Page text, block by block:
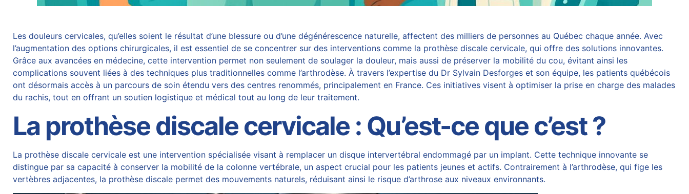
Les douleurs cervicales, qu’elles soient le résultat d’une blessure ou d’une dégénérescence naturelle, affectent des milliers de personnes au Québec chaque année. Avec
l’augmentation des options chirurgicales, il est essentiel de se concentrer sur des interventions comme la prothèse discale cervicale, qui offre des solutions innovantes.
Grâce aux avancées en médecine, cette intervention permet non seulement de soulager la douleur, mais aussi de préserver la mobilité du cou, évitant ainsi les
complications souvent liées à des techniques plus traditionnelles comme l’arthrodèse. À travers l’expertise du Dr Sylvain Desforges et son équipe, les patients québécois
ont désormais accès à un parcours de soin étendu vers des centres renommés, principalement en France. Ces initiatives visent à optimiser la prise en charge des malades
du rachis, tout en offrant un soutien logistique et médical tout au long de leur traitement.
La prothèse discale cervicale : Qu’est-ce que c’est ?
La prothèse discale cervicale est une intervention spécialisée visant à remplacer un disque intervertébral endommagé par un implant. Cette technique innovante se
distingue par sa capacité à conserver la mobilité de la colonne vertébrale, un aspect crucial pour les patients jeunes et actifs. Contrairement à l’arthrodèse, qui fige les
vertèbres adjacentes, la prothèse discale permet des mouvements naturels, réduisant ainsi le risque d’arthrose aux niveaux environnants.